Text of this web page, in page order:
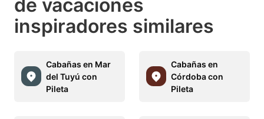
de vacaciones
inspiradores similares
Cabañas en Mar
del Tuyú con
Pileta
Cabañas en
Córdoba con
Pileta